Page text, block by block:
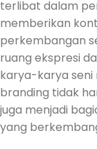
terlibat dalam
memberikan
perkembangan
ruang ekspresi
karya-karya seni
branding tidak
juga menjadi
yang